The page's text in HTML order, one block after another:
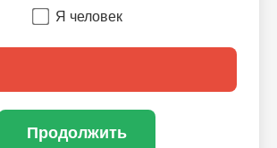
Я человек
Продолжить